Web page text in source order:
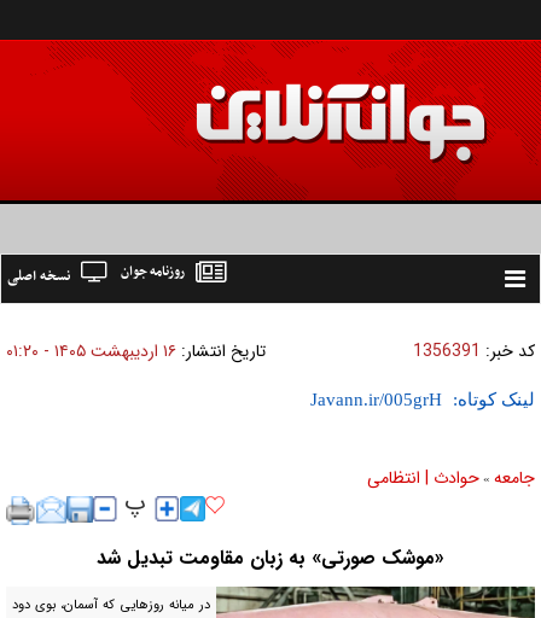
Toggle
نسخه اصلی روزنامه جوان
کد خبر: 1356391 تاریخ انتشار: ۱۶ ارديبهشت ۱۴۰۵ - ۰۱:۲۰
لینک کوتاه:
جامعه » حوادث | انتظامی
«موشک صورتی» به زبان مقاومت تبدیل شد
در میانه روز‌هایی که آسمان، بوی دود